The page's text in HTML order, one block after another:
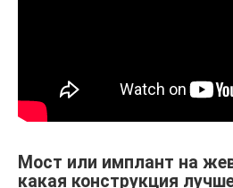
Мост или имплант на
какая конструкция